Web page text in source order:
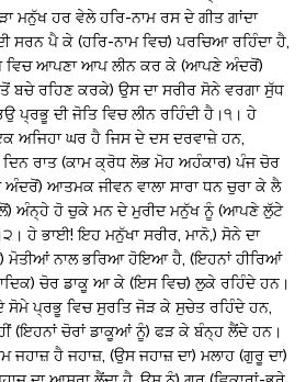
ਮਨੁੱਖ ਹਰ ਵੇਲੇ ਹਰਿ-ਨਾਮ ਰਸ ਦੇ ਗੀਤ ਗਾਂਦਾ
ਸਰਨ ਪੈ ਕੇ (ਹਰਿ-ਨਾਮ ਵਿਚ) ਪਰਚਿਆ ਰਹਿੰਦਾ ਹੈ,
ਵਿਚ ਆਪਣਾ ਆਪ ਲੀਨ ਕਰ ਕੇ (ਆਪਣੇ ਅੰਦਰੋਂ)
ਤੋਂ ਬਚੇ ਰਹਿਣ ਕਰਕੇ) ਉਸ ਦਾ ਸਰੀਰ ਸੋਨੇ ਵਰਗਾ ਸੁੱਧ
ਪ੍ਰਭੂ ਦੀ ਜੋਤਿ ਵਿਚ ਲੀਨ ਰਹਿੰਦੀ ਹੈ।੧। ਹੇ
ਅਜਿਹਾ ਘਰ ਹੈ ਜਿਸ ਦੇ ਦਸ ਦਰਵਾਜ਼ੇ ਹਨ,
ਦਿਨ ਰਾਤ (ਕਾਮ ਕ੍ਰੋਧ ਲੋਭ ਮੋਹ ਅਹੰਕਾਰ) ਪੰਜ ਚੋਰ
ਆਤਮਕ ਜੀਵਨ ਵਾਲਾ ਸਾਰਾ ਧਨ ਚੁਰਾ ਕੇ ਲੈ
ਅੰਨ੍ਹੇ ਹੋ ਚੁਕੇ ਮਨ ਦੇ ਮੁਰੀਦ ਮਨੁੱਖ ਨੂੰ (ਆਪਣੇ ਲੁੱਟੇ
ਹੇ ਭਾਈ! ਇਹ ਮਨੁੱਖਾ ਸਰੀਰ, ਮਾਨੋ,) ਸੋਨੇ ਦਾ
ਮੋਤੀਆਂ ਨਾਲ ਭਰਿਆ ਹੋਇਆ ਹੈ, (ਇਹਨਾਂ ਹੀਰਿਆਂ
ਚੋਰ ਡਾਕੂ ਆ ਕੇ (ਇਸ ਵਿਚ) ਲੁਕੇ ਰਹਿੰਦੇ ਹਨ।
ਪ੍ਰਭੂ ਵਿਚ ਸੁਰਤਿ ਜੋੜ ਕੇ ਸੁਚੇਤ ਰਹਿੰਦੇ ਹਨ,
(ਇਹਨਾਂ ਚੋਰਾਂ ਡਾਕੂਆਂ ਨੂੰ) ਫੜ ਕੇ ਬੰਨ੍ਹ ਲੈਂਦੇ ਹਨ।
ਜਹਾਜ਼ ਹੈ ਜਹਾਜ਼, (ਉਸ ਜਹਾਜ਼ ਦਾ) ਮਲਾਹ (ਗੁਰੂ ਦਾ)